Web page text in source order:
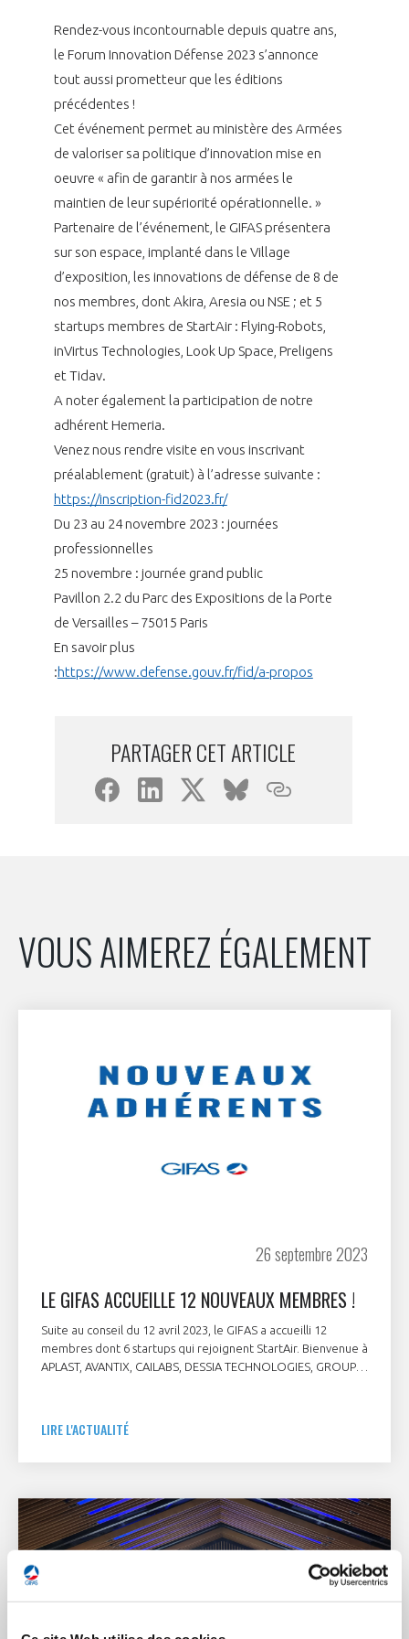
POURQUOI DEVENIR MEMBRE ?
LE MÉDIATEUR DE LA FILIÈRE AÉRONAUTIQUE ET SPATIALE
MÉDIATION ET CHARTE D’ENGAGEMENT SUR LES RELATIONS ENTRE
LA MÉDIATION AU-DELÀ DE LA FILIÈRE AÉRONAUTIQUE ET SPATIALE
PRENDRE CONTACT AVEC LE MÉDIATEUR DE LA FILIÈRE
L'OBSERVATOIRE
CHIFFRES CLÉS
LES ENJEUX
COMPÉTITIVITÉ
EMPLOI & FORMATION
ENVIRONNEMENT
INNOVATION
INTERNATIONALISATION
LES PUBLICATIONS
DOCUMENTS & BROCHURES
RAPPORTS D'ACTIVITÉS
Rendez-vous incontournable depuis quatre ans,
le Forum Innovation Défense 2023 s’annonce
tout aussi prometteur que les éditions
précédentes !
Cet événement permet au ministère des Armées
de valoriser sa politique d’innovation mise en
oeuvre « afin de garantir à nos armées le
maintien de leur supériorité opérationnelle. »
Partenaire de l’événement, le GIFAS présentera
sur son espace, implanté dans le Village
d’exposition, les innovations de défense de 8 de
nos membres, dont Akira, Aresia ou NSE ; et 5
startups membres de StartAir : Flying-Robots,
inVirtus Technologies, Look Up Space, Preligens
et Tidav.
A noter également la participation de notre
adhérent Hemeria.
Venez nous rendre visite en vous inscrivant
préalablement (gratuit) à l’adresse suivante :
https://inscription-fid2023.fr/
Du 23 au 24 novembre 2023 : journées
professionnelles
25 novembre : journée grand public
Pavillon 2.2 du Parc des Expositions de la Porte
de Versailles – 75015 Paris
En savoir plus
:https://www.defense.gouv.fr/fid/a-propos
PARTAGER CET ARTICLE
VOUS AIMEREZ ÉGALEMENT
26 septembre 2023
LE GIFAS ACCUEILLE 12 NOUVEAUX MEMBRES !
Suite au conseil du 12 avril 2023, le GIFAS a accueilli 12
membres dont 6 startups qui rejoignent StartAir. Bienvenue à
APLAST, AVANTIX, CAILABS, DESSIA TECHNOLOGIES, GROUPE
LIRE L'ACTUALITÉ
DEMANDE D’ADHÉSION